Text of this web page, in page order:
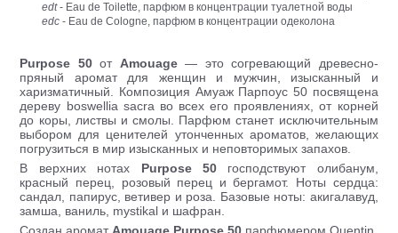
edt- Eau de Toilette, парфюм в концентрации туалетной воды
edc - Eau de Cologne, парфюм в концентрации одеколона
Purpose 50от Amouage— это согревающий древесно-
пряный аромат для женщин и мужчин, изысканный и
харизматичный. Композиция Амуаж Парпоус 50 посвящена
дереву boswellia sacra во всех его проявлениях, от корней
до коры, листвы и смолы. Парфюм станет исключительным
выбором для ценителей утонченных ароматов, желающих
погрузиться в мир изысканных и неповторимых запахов.
В верхних нотах Purpose 50господствуют олибанум,
красный перец, розовый перец и бергамот. Ноты сердца:
сандал, папирус, ветивер и роза. Базовые ноты: акигалавуд,
замша, ваниль, mystikal и шафран.